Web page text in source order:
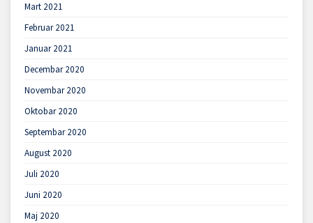
Mart 2021
Februar 2021
Januar 2021
Decembar 2020
Novembar 2020
Oktobar 2020
Septembar 2020
August 2020
Juli 2020
Juni 2020
Maj 2020